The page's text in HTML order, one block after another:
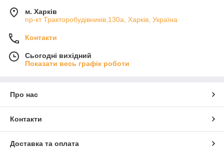
м. Харків
пр-кт Тракторобудівників,130а, Харків, Україна
Контакти
Сьогодні вихідний
Показати весь графік роботи
Про нас
Контакти
Доставка та оплата